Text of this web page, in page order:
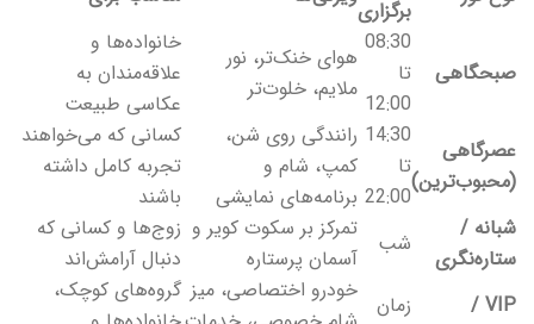
برگزاری
صبحگاهی
08:30
تا
12:00
هوای خنک‌تر، نور
ملایم، خلوت‌تر
خانواده‌ها و
علاقه‌مندان به
عکاسی طبیعت
عصرگاهی
(محبوب‌ترین)
14:30
تا
22:00
رانندگی روی شن،
کمپ، شام و
برنامه‌های نمایشی
کسانی که می‌خواهند
تجربه کامل داشته
باشند
شبانه /
ستاره‌نگری
شب
تمرکز بر سکوت کویر و
آسمان پرستاره
زوج‌ها و کسانی که
دنبال آرامش‌اند
VIP /
زمان
خودرو اختصاصی، میز گروه‌های کوچک،